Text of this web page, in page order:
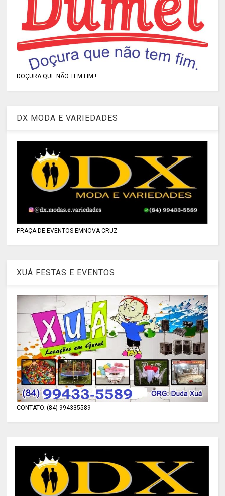
DOÇURA QUE NÃO TEM FIM !
DX MODA E VARIEDADES
PRAÇA DE EVENTOS EMNOVA CRUZ
XUÁ FESTAS E EVENTOS
CONTATO; (84) 994335589